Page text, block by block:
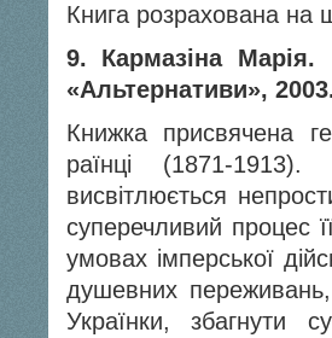
Книга розрахована на
9. Кармазіна
«Альтернативи»,
Книжка присвячена
раїнці (1871-1913).
висвітлюється
суперечливий процес
умовах імперської
душевних
Українки, збагнути